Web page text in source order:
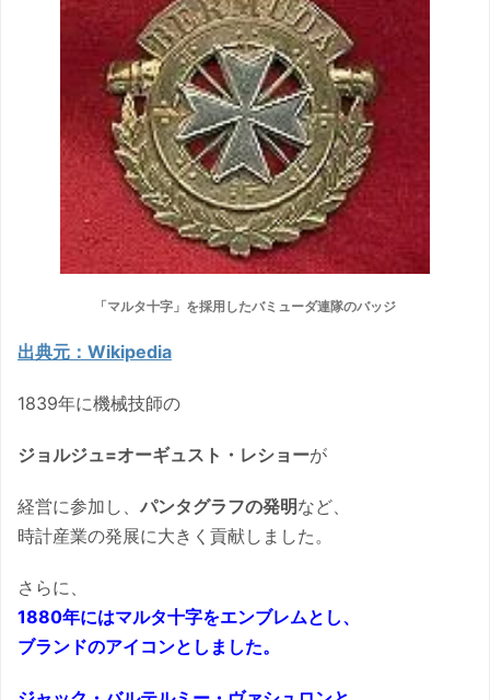
「マルタ十字」を採用したバミューダ連隊のバッジ
出典元：Wikipedia
1839年に機械技師の
ジョルジュ=オーギュスト・レショーが
経営に参加し、 パンタグラフの発明など、
時計産業の発展に大きく貢献しました。
さらに、
1880年にはマルタ十字をエンブレムとし、
ブランドのアイコンとしました。